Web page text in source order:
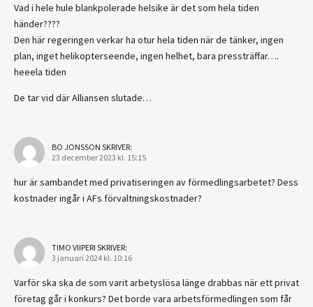
Vad i hele hule blankpolerade helsike är det som hela tiden
händer????
Den här regeringen verkar ha otur hela tiden när de tänker, ingen
plan, inget helikopterseende, ingen helhet, bara pressträffar….
heeela tiden
De tar vid där Alliansen slutade…
BO JONSSON SKRIVER:
23 december 2023 kl. 15:15
hur är sambandet med privatiseringen av förmedlingsarbetet? Dess
kostnader ingår i AFs förvaltningskostnader?
TIMO VIIPERI SKRIVER:
3 januari 2024 kl. 10:16
Varför ska ska de som varit arbetyslösa länge drabbas när ett privat
företag går i konkurs? Det borde vara arbetsförmedlingen som får